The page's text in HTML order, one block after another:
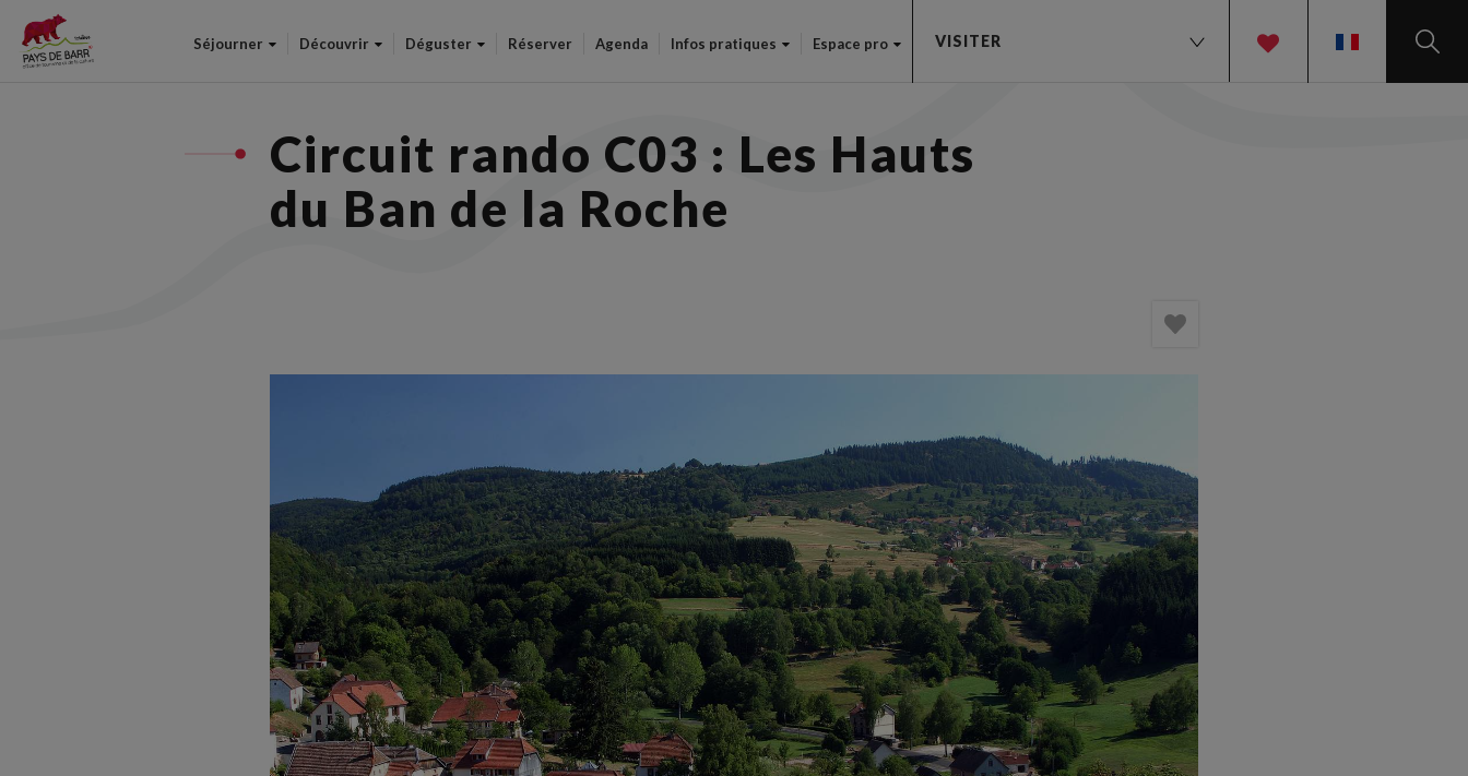
au
Séjourner Découvrir Déguster Réserver Agenda Infos pratiques Espace pro
VISITER
Circuit rando C03 : Les Hauts
du Ban de la Roche